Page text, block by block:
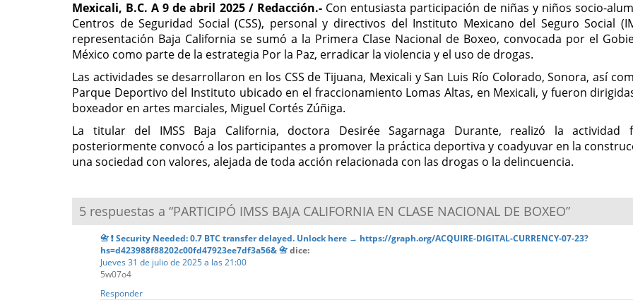
Mexicali, B.C. A 9 de abril 2025 / Redacción.-Con entusiasta participación de niñas y niños socio-
Centros de Seguridad Social (CSS), personal y directivos del Instituto Mexicano del Seguro Social
representación Baja California se sumó a la Primera Clase Nacional de Boxeo, convocada por el
México como parte de la estrategia Por la Paz, erradicar la violencia y el uso de drogas.
Las actividades se desarrollaron en los CSS de Tijuana, Mexicali y San Luis Río Colorado, Sonora, así
Parque Deportivo del Instituto ubicado en el fraccionamiento Lomas Altas, en Mexicali, y fueron
boxeador en artes marciales, Miguel Cortés Zúñiga.
La titular del IMSS Baja California, doctora Desirée Sagarnaga Durante, realizó la actividad
posteriormente convocó a los participantes a promover la práctica deportiva y coadyuvar en la
una sociedad con valores, alejada de toda acción relacionada con las drogas o la delincuencia.
5 respuestas a “PARTICIPÓ IMSS BAJA CALIFORNIA EN CLASE NACIONAL DE BOXEO”
📇 ❗ Security Needed: 0.7 BTC transfer delayed. Unlock here → https://graph.org/ACQUIRE-DIGITAL-CURRENCY-07-23?
hs=d423988f88202c00fd47923ee7df3a56& 📇dice:
Jueves 31 de julio de 2025 a las 21:00
5w07o4
Responder